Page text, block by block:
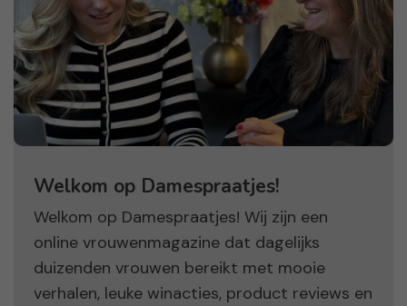
Welkom op Damespraatjes!
Welkom op Damespraatjes! Wij zijn een
online vrouwenmagazine dat dagelijks
duizenden vrouwen bereikt met mooie
verhalen, leuke winacties, product reviews en